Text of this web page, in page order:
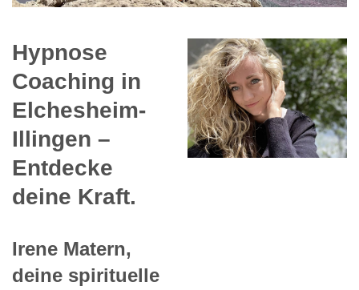
Hypnose
Coaching in
Elchesheim-
Illingen –
Entdecke
deine Kraft.
Irene Matern,
deine spirituelle